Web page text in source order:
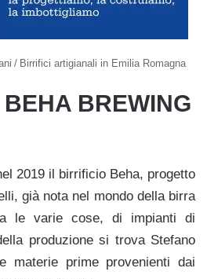
/ Birrifici artigianali in Emilia Romagna
BREWING
2019 il birrificio Beha, progetto
già nota nel mondo della birra
le varie cose, di impianti di
produzione si trova Stefano
materie prime provenienti dai